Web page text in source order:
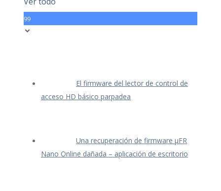
99
El firmware del lector de control de
acceso HD básico parpadea
Una recuperación de firmware μFR
Nano Online dañada – aplicación de escritorio